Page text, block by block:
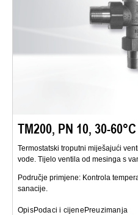
TM200, PN 10, 30-
Termostatski troputni miješajući
vode. Tijelo ventila od mesinga s
Područje primjene: Kontrola
sanacije.
OpisPodaci i cijenePreuzimanja